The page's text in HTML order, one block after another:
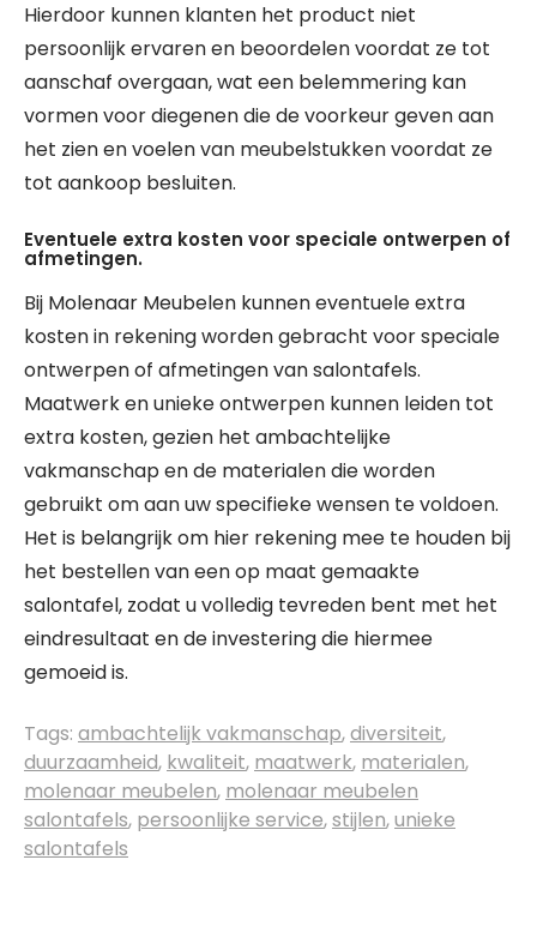
Hierdoor kunnen klanten het product niet
persoonlijk ervaren en beoordelen voordat ze tot
aanschaf overgaan, wat een belemmering kan
vormen voor diegenen die de voorkeur geven aan
het zien en voelen van meubelstukken voordat ze
tot aankoop besluiten.
Eventuele extra kosten voor speciale ontwerpen of
afmetingen.
Bij Molenaar Meubelen kunnen eventuele extra
kosten in rekening worden gebracht voor speciale
ontwerpen of afmetingen van salontafels.
Maatwerk en unieke ontwerpen kunnen leiden tot
extra kosten, gezien het ambachtelijke
vakmanschap en de materialen die worden
gebruikt om aan uw specifieke wensen te voldoen.
Het is belangrijk om hier rekening mee te houden bij
het bestellen van een op maat gemaakte
salontafel, zodat u volledig tevreden bent met het
eindresultaat en de investering die hiermee
gemoeid is.
Tags: ambachtelijk vakmanschap,diversiteit,
duurzaamheid, kwaliteit, maatwerk, materialen,
molenaar meubelen, molenaar meubelen
salontafels, persoonlijke service,stijlen,unieke
salontafels